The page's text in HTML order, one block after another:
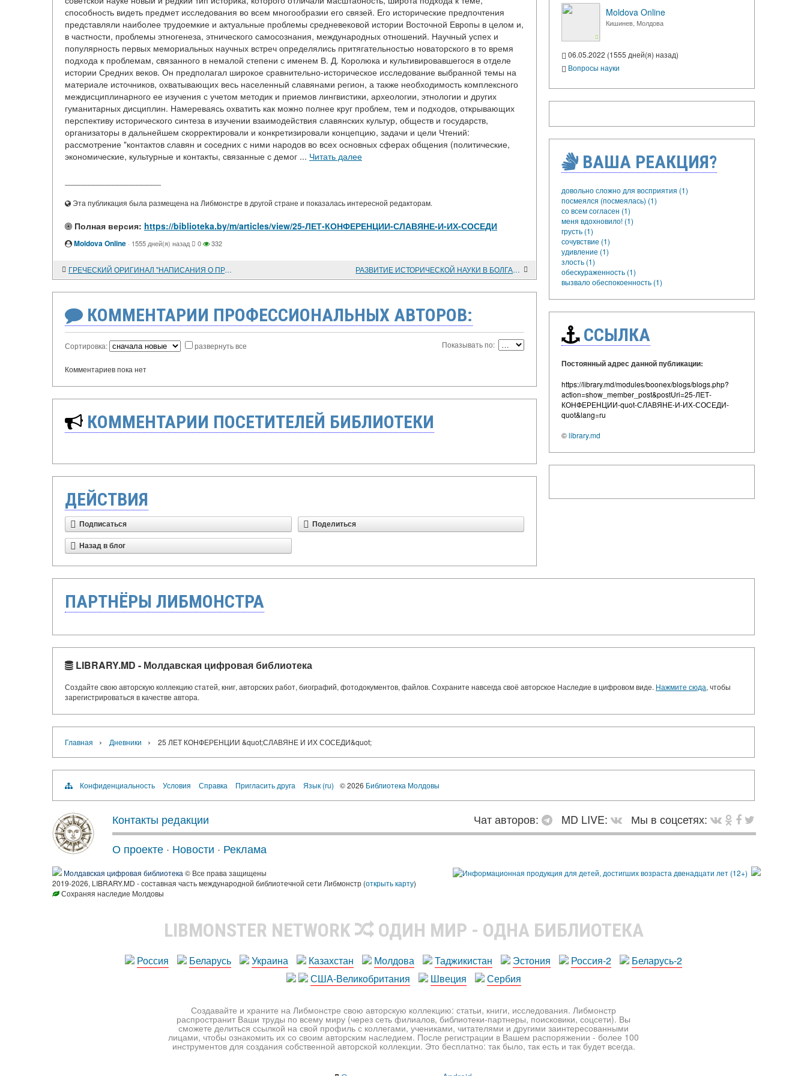
способность видеть предмет исследования во всем многообразии его связей. Его исторические предпочтения
представляли наиболее трудоемкие и актуальные проблемы средневековой истории Восточной Европы в целом и,
в частности, проблемы этногенеза, этнического самосознания, международных отношений. Научный успех и
популярность первых мемориальных научных встреч определялись притягательностью новаторского в то время
подхода к проблемам, связанного в немалой степени с именем В. Д. Королюка и культивировавшегося в отделе
истории Средних веков. Он предполагал широкое сравнительно-историческое исследование выбранной темы на
материале источников, охватывающих весь населенный славянами регион, а также необходимость комплексного
междисциплинарного ее изучения с учетом методик и приемов лингвистики, археологии, этнологии и других
гуманитарных дисциплин. Намереваясь охватить как можно полнее круг проблем, тем и подходов, открывающих
перспективу исторического синтеза в изучении взаимодействия славянских культур, обществ и государств,
организаторы в дальнейшем скорректировали и конкретизировали концепцию, задачи и цели Чтений:
рассмотрение "контактов славян и соседних с ними народов во всех основных сферах общения (политические,
экономические, культурные и контакты, связанные с демог ... Читать далее
Эта публикация была размещена на Либмонстре в другой стране и показалась интересной редакторам.
Полная версия: https://biblioteka.by/m/articles/view/25-ЛЕТ-КОНФЕРЕНЦИИ-СЛАВЯНЕ-И-ИХ-СОСЕДИ
Moldova Online · 1555 дней(я) назад 0 332
ГРЕЧЕСКИЙ ОРИГИНАЛ "НАПИСАНИЯ О ПРАВОЙ ВЕРЕ" КОНСТАНТИНА ФИЛОСОФА: СТРУКТУРНАЯ ОРГАНИЗАЦИЯ И ПОЛЕМИЧЕСКИЕ ЗАДАЧИ РАЗВИТИЕ ИСТОРИЧЕСКОЙ НАУКИ В БОЛГАРИИ НА СОВРЕМЕННОМ ЭТАПЕ
КОММЕНТАРИИ ПРОФЕССИОНАЛЬНЫХ АВТОРОВ:
Сортировка: развернуть все Показывать по:
Комментариев пока нет
КОММЕНТАРИИ ПОСЕТИТЕЛЕЙ БИБЛИОТЕКИ
ДЕЙСТВИЯ
Подписаться Поделиться
Назад в блог
Moldova Online
Кишинев, Молдова
06.05.2022 (1555 дней(я) назад)
Вопросы науки
ВАША РЕАКЦИЯ?
довольно сложно для восприятия (1)
посмеялся (посмеялась) (1)
со всем согласен (1)
меня вдохновило! (1)
грусть (1)
сочувствие (1)
удивление (1)
злость (1)
обескураженность (1)
вызвало обеспокоенность (1)
ССЫЛКА
Постоянный адрес данной публикации:
https://library.md/modules/boonex/blogs/blogs.php?
action=show_member_post&postUri=25-ЛЕТ-
КОНФЕРЕНЦИИ-quot-СЛАВЯНЕ-И-ИХ-СОСЕДИ-
quot&lang=ru
©library.md
ПАРТНЁРЫ ЛИБМОНСТРА
LIBRARY.MD - Молдавская цифровая библиотека
Создайте свою авторскую коллекцию статей, книг, авторских работ, биографий, фотодокументов, файлов. Сохраните навсегда своё авторское Наследие в цифровом виде. Нажмите сюда, чтобы
зарегистрироваться в качестве автора.
Главная › Дневники › 25 ЛЕТ КОНФЕРЕНЦИИ &quot;СЛАВЯНЕ И ИХ СОСЕДИ&quot;
Конфиденциальность Условия Справка Пригласить друга Язык (ru) © 2026 Библиотека Молдовы
Контакты редакции Чат авторов: MD LIVE:
Мы в соцсетях:
О проекте · Новости · Реклама
Молдавская цифровая библиотека © Все права защищены
2019-2026, LIBRARY.MD - составная часть международной библиотечной сети Либмонстр (открыть карту)
Сохраняя наследие Молдовы
LIBMONSTER NETWORK ОДИН МИР - ОДНА БИБЛИОТЕКА
Россия Беларусь Украина Казахстан Молдова Таджикистан Эстония Россия-2
Беларусь-2
США-Великобритания
Швеция Сербия
Создавайте и храните на Либмонстре свою авторскую коллекцию: статьи, книги, исследования. Либмонстр
распространит Ваши труды по всему миру (через сеть филиалов, библиотеки-партнеры, поисковики, соцсети). Вы
сможете делиться ссылкой на свой профиль с коллегами, учениками, читателями и другими заинтересованными
лицами, чтобы ознакомить их со своим авторским наследием. После регистрации в Вашем распоряжении - более 100
инструментов для создания собственной авторской коллекции. Это бесплатно: так было, так есть и так будет всегда.